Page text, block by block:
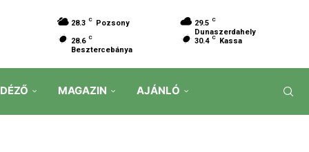
28.3 C Pozsony 29.5 C
Dunaszerdahely
28.6 C
Besztercebánya
30.4 C Kassa
MAGAZIN AJÁNLÓ